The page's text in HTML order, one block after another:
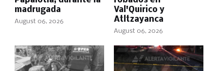
madrugada
August 06, 2026
Val'Quirico y
Atltzayanca
August 06, 2026